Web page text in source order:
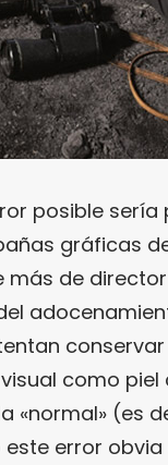
posible sería
gráficas
de
como
«normal» (es
este error obvia